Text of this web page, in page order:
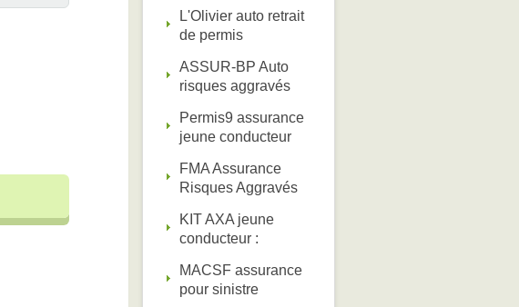
L'Olivier auto retrait
de permis
ASSUR-BP Auto
risques aggravés
Permis9 assurance
jeune conducteur
FMA Assurance
Risques Aggravés
KIT AXA jeune
conducteur :
MACSF assurance
pour sinistre